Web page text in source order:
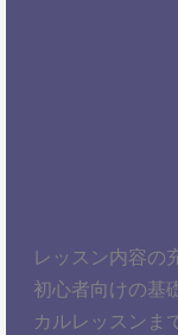
レッスン内容の
初心者向けの基
カルレッスンま